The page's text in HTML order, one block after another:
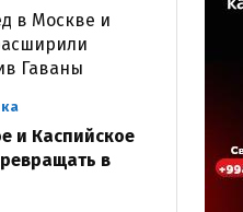
в Москве и
Гаваны
и Каспийское
в